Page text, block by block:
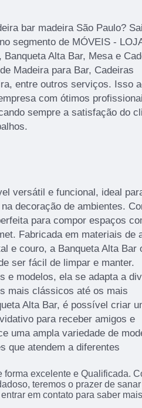
bar madeira São Paulo?
segmento de MÓVEIS -
Alta Bar, Mesa e
Madeira para Bar, Cadeiras
entre outros serviços. Isso
com ótimos
sempre a satisfação do
versátil e funcional, ideal
decoração de ambientes.
para compor espaços
Fabricada em materiais de
e couro, a Banqueta Alta Bar
ser fácil de limpar e manter.
e modelos, ela se adapta a
mais clássicos até os mais
Alta Bar, é possível criar
para receber amigos e
uma ampla variedade de
que atendem a diferentes
forma excelente e Qualificada.
teremos o prazer de
em contato para saber